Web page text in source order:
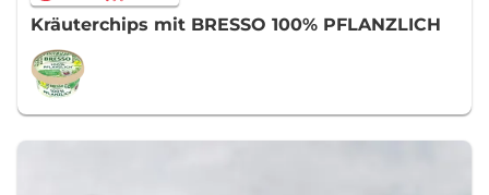
Kräuterchips mit BRESSO 100% PFLANZLICH